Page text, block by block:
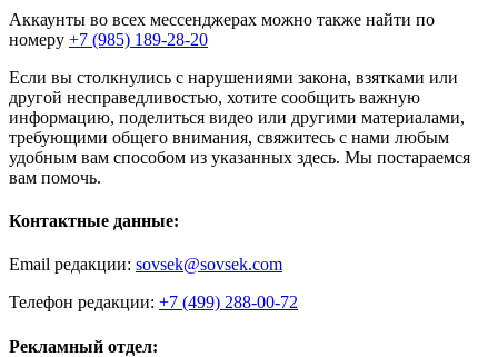
Аккаунты во всех мессенджерах можно также найти по
номеру +7 (985) 189-28-20
Если вы столкнулись с нарушениями закона, взятками или
другой несправедливостью, хотите сообщить важную
информацию, поделиться видео или другими материалами,
требующими общего внимания, свяжитесь с нами любым
удобным вам способом из указанных здесь. Мы постараемся
вам помочь.
Контактные данные:
Email редакции: sovsek@sovsek.com
Телефон редакции: +7 (499) 288-00-72
Рекламный отдел: